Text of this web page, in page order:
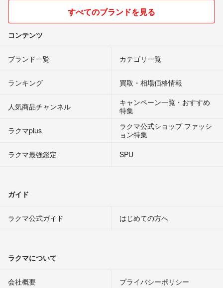
すべてのブランドを見る
コンテンツ
ブランド一覧 カテゴリ一覧
ランキング 買取・相場価格情報
人気商品チャンネル
キャンペーン一覧・おすすめ
特集
ラクマplus
ラクマ公式ショップ ファッシ
ョン特集
ラクマ最強鑑定
SPU
ガイド
ラクマ公式ガイド はじめての方へ
ラクマについて
会社概要 プライバシーポリシー